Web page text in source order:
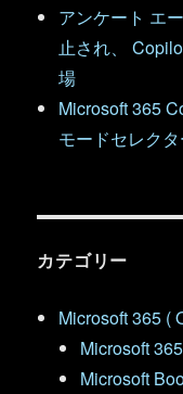
アンケート エ
止され、
場
Microsoft 365
モードセレク
カテゴリー
Microsoft 365 (
Microsoft
Microsoft